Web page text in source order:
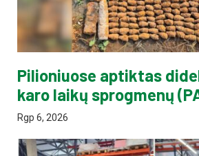
Pilioniuose aptiktas
karo laikų sprogmenų
Rgp 6, 2026